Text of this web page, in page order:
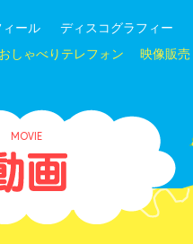
ィール ディスコグラフィー
おしゃべりテレフォン 映像販売
MOVIE